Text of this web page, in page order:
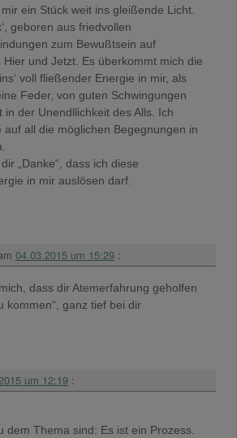
ein Stück weit ins gleißende Licht.
geboren aus friedvollen
zum Bewußtsein auf
und Jetzt. Es überkommt mich die
voll fließender Energie in mir, als
Feder, von guten Schwingungen
in der Unendllichkeit des Alls. Ich
auf all die möglichen Begegnungen in
„Danke“, dass ich diese
in mir auslösen darf.
04.03.2015 um 15:29 :
dass dir Atemerfahrung geholfen
kommen“, ganz tief bei dir
um 12:19 :
dem Thema sind: Es ist ein Prozess.